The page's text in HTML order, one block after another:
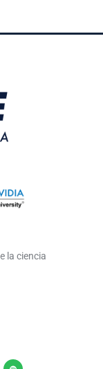
la ciencia